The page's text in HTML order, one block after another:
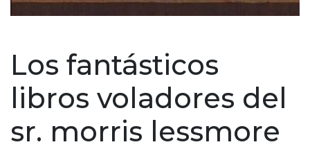
Los fantásticos
libros voladores del
sr. morris lessmore